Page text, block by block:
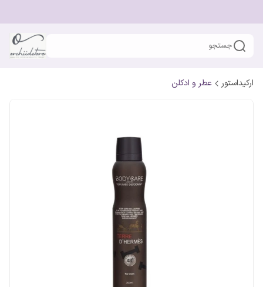
جستجو
ارکیداستور عطر و ادکلن